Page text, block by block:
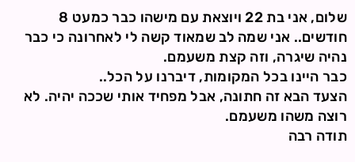
שלום, אני בת 22 ויוצאת עם מישהו כבר כמעט 8
חודשים.. אני שמה לב שמאוד קשה לי לאחרונה כי כבר
נהיה שיגרה, וזה קצת משעמם.
כבר היינו בכל המקומות, דיברנו על הכל..
הצעד הבא זה חתונה, אבל מפחיד אותי שככה יהיה. לא
רוצה משהו משעמם.
תודה רבה